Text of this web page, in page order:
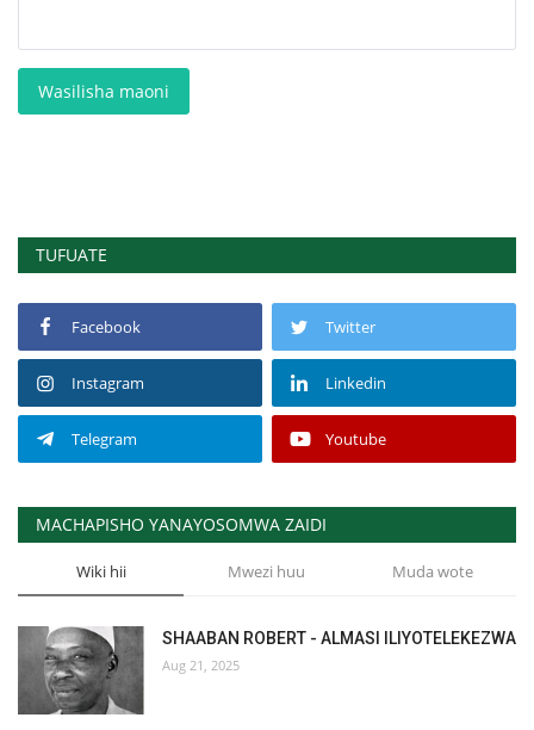
Wasilisha maoni
TUFUATE
Facebook Twitter
Instagram Linkedin
Telegram Youtube
MACHAPISHO YANAYOSOMWA ZAIDI
Wiki hii Mwezi huu Muda wote
SHAABAN ROBERT - ALMASI ILIYOTELEKEZWA
Aug 21, 2025